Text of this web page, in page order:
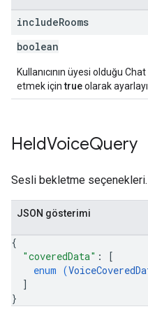
includeRooms
boolean
Kullanıcının üyesi olduğu
etmek içintrueolarak
HeldVoiceQuery
Sesli bekletme seçenekleri.
JSON gösterimi
{
"coveredData" :
[
enum (
]
}